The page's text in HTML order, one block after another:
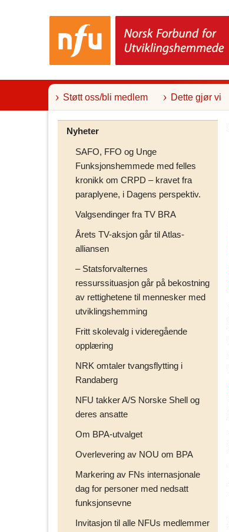
o
Støtt oss/bli medlem Dette gjør vi
Nyheter
SAFO, FFO og Unge
Funksjonshemmede med felles
kronikk om CRPD – kravet fra
paraplyene, i Dagens perspektiv.
Valgsendinger fra TV BRA
Årets TV-aksjon går til Atlas-
alliansen
– Statsforvalternes
ressurssituasjon går på bekostning
av rettighetene til mennesker med
utviklingshemming
Fritt skolevalg i videregående
opplæring
NRK omtaler tvangsflytting i
Randaberg
NFU takker A/S Norske Shell og
deres ansatte
Om BPA-utvalget
Overlevering av NOU om BPA
Markering av FNs internasjonale
dag for personer med nedsatt
funksjonsevne
Invitasjon til alle NFUs medlemmer